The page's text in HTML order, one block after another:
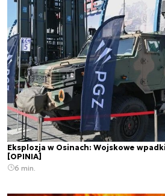
Eksplozja w Osinach: Wojskowe
[OPINIA]
6 min.